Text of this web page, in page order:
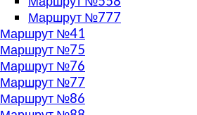
Маршрут №777
Маршрут №41
Маршрут №75
Маршрут №76
Маршрут №77
Маршрут №86